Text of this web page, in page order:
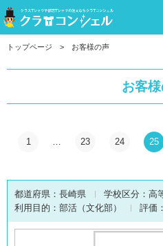
トップページ お客様の声
お客
1 … 23 24 25
都道府県： 長崎県 学校区分： 高
利用目的： 部活（文化部） 評価：